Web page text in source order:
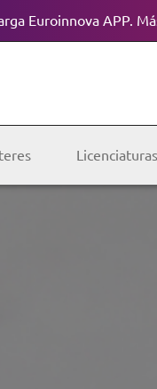
Euroinnova APP.
Licenciaturas